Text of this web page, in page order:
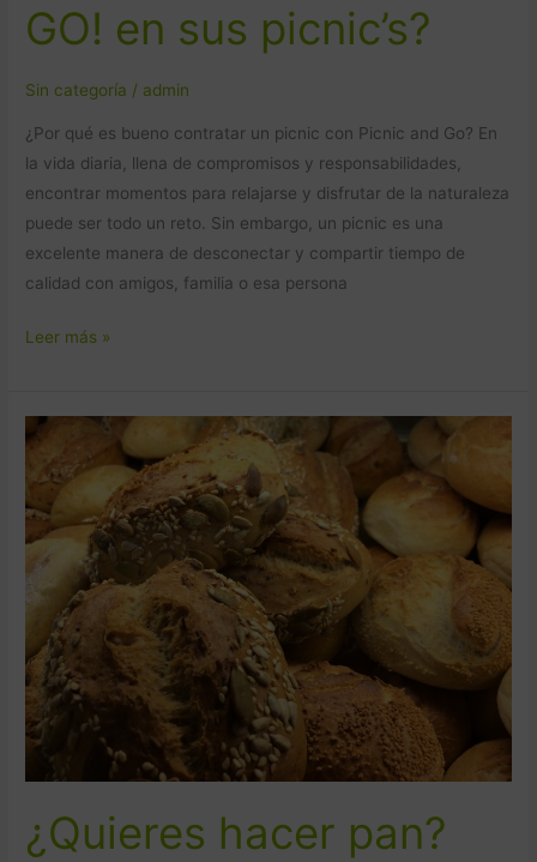
GO! en sus picnic’s?
Sin categoría / admin
¿Por qué es bueno contratar un picnic con Picnic and Go? En
la vida diaria, llena de compromisos y responsabilidades,
encontrar momentos para relajarse y disfrutar de la naturaleza
puede ser todo un reto. Sin embargo, un picnic es una
excelente manera de desconectar y compartir tiempo de
calidad con amigos, familia o esa persona
Leer más »
¿Quieres hacer pan?
¿Quieres
hacer
Crea
tu
propia
masa
madre